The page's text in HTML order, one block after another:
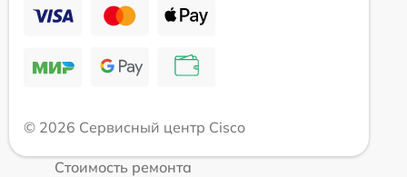
© 2026 Сервисный центр Cisco
Стоимость ремонта